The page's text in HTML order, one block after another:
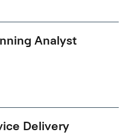
Analyst
Delivery